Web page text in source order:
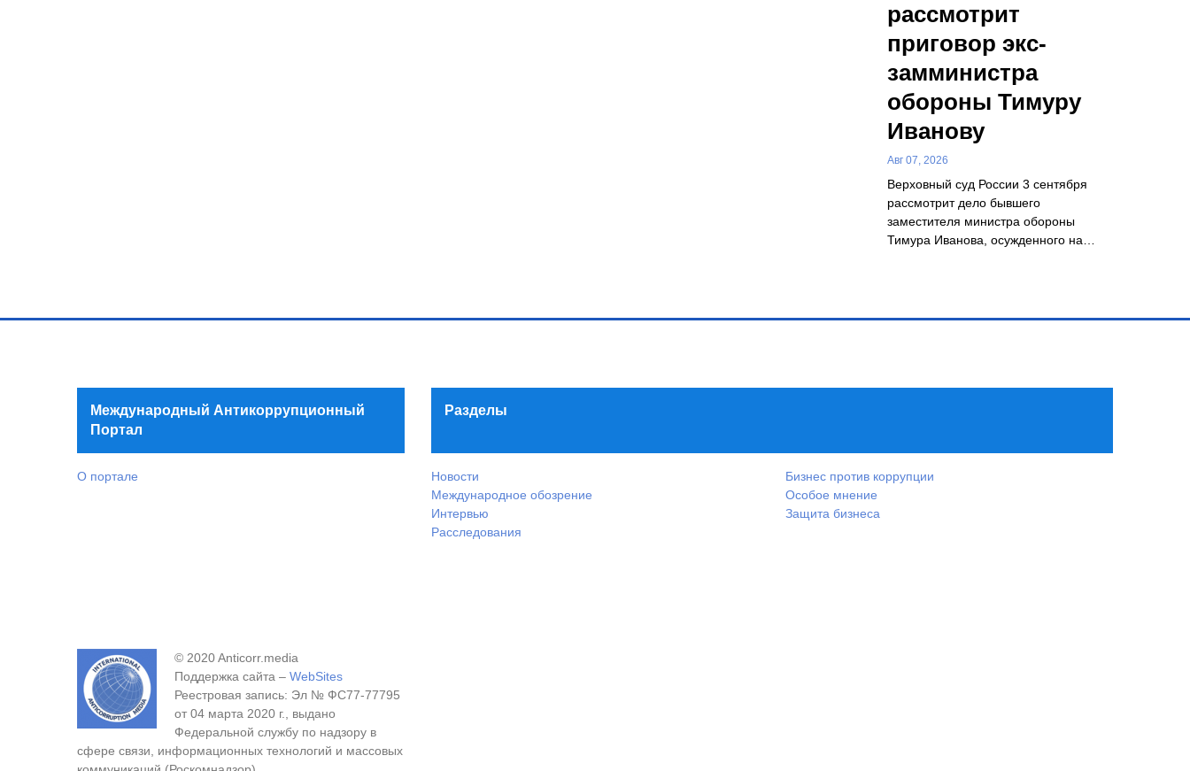
рассмотрит
приговор экс-
замминистра
обороны Тимуру
Иванову
Авг 07, 2026
Верховный суд России 3 сентября
рассмотрит дело бывшего
заместителя министра обороны
Тимура Иванова, осужденного на…
Международный Антикоррупционный
Портал
О портале
Разделы
Новости
Международное обозрение
Интервью
Расследования
Бизнес против коррупции
Особое мнение
Защита бизнеса
© 2020 Anticorr.media
Поддержка сайта – WebSites
Реестровая запись: Эл № ФС77-77795
от 04 марта 2020 г., выдано
Федеральной службу по надзору в
сфере связи, информационных технологий и массовых